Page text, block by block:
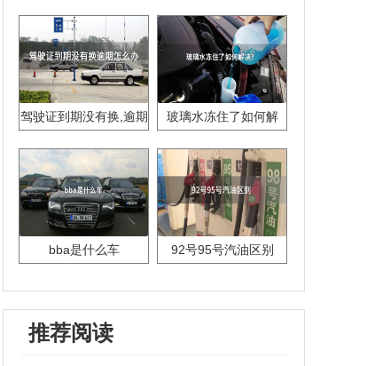
驾驶证到期没有换,逾期
玻璃水冻住了如何解
bba是什么车 92号95号汽油区别
推荐阅读